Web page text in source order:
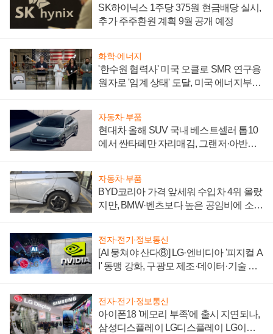
SK하이닉스 1주당 375원 현금배당 실시,
추가 주주환원 계획 9월 공개 예정
화학·에너지
'한수원 협력사' 미국 오클로 SMR 연구용
원자로 '임계 상태' 도달, 미국 에너지부
자동차·부품
현대차 올해 SUV 국내 베스트셀러 톱10
에서 싼타페만 자리매김, 그랜저·아반떼
자동차·부품
BYD코리아 가격 앞세워 수입차 4위 올랐
지만, BMW·벤츠보다 높은 공임비에 소비
전자·전기·정보통신
[AI 뭉쳐야 산다⑧] LG·엔비디아 '피지컬 A
I' 동맹 강화, 구광모 제조·데이터·기술 결
전자·전기·정보통신
아이폰18 '메모리 부족'에 출시 지연되나,
삼성디스플레이 LG디스플레이 LG이노